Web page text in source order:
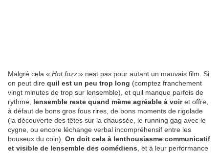
Malgré cela « Hot fuzz » nest pas pour autant un mauvais film. Si
on peut dire quil est un peu trop long (comptez franchement
vingt minutes de trop sur lensemble), et quil manque parfois de
rythme, lensemble reste quand même agréable à voiret offre,
à défaut de bons gros fous rires, de bons moments de rigolade
(la découverte des têtes sur la chaussée, le running gag avec le
cygne, ou encore léchange verbal incompréhensif entre les
bouseux du coin). On doit cela à lenthousiasme communicatif
et visible de lensemble des comédiens , et à leur performance